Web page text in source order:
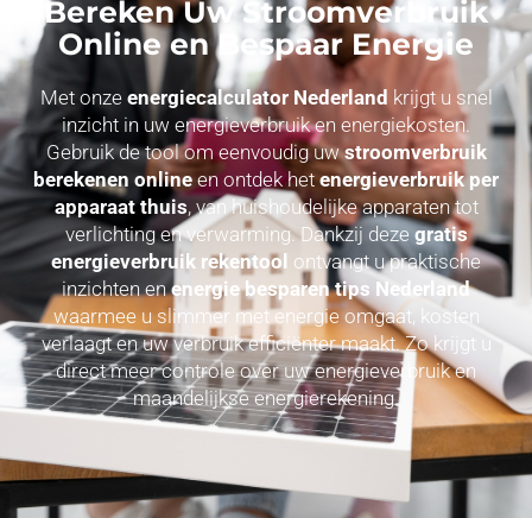
Bereken Uw Stroomverbruik
Online en Bespaar Energie
Met onze energiecalculator Nederland krijgt u snel
inzicht in uw energieverbruik en energiekosten.
Gebruik de tool om eenvoudig uwstroomverbruik
berekenen online en ontdek hetenergieverbruik per
apparaat thuis, van huishoudelijke apparaten tot
verlichting en verwarming. Dankzij deze gratis
energieverbruik rekentool ontvangt u praktische
inzichten enenergie besparen tips Nederland
waarmee u slimmer met energie omgaat, kosten
verlaagt en uw verbruik efficiënter maakt. Zo krijgt u
direct meer controle over uw energieverbruik en
maandelijkse energierekening.